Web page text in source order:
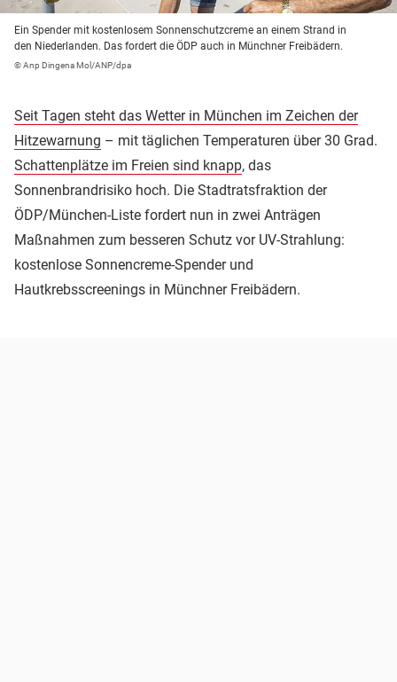
Ein Spender mit kostenlosem Sonnenschutzcreme an einem Strand in
den Niederlanden. Das fordert die ÖDP auch in Münchner Freibädern.
© Anp Dingena Mol/ANP/dpa
Seit Tagen steht das Wetter in München im Zeichen der
Hitzewarnung – mit täglichen Temperaturen über 30 Grad.
Schattenplätze im Freien sind knapp, das
Sonnenbrandrisiko hoch. Die Stadtratsfraktion der
ÖDP/München-Liste fordert nun in zwei Anträgen
Maßnahmen zum besseren Schutz vor UV-Strahlung:
kostenlose Sonnencreme-Spender und
Hautkrebsscreenings in Münchner Freibädern.